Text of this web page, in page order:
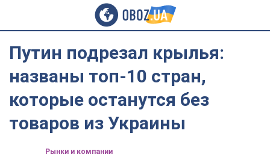
Путин подрезал крылья:
названы топ-10 стран,
которые останутся без
товаров из Украины
Рынки и компании